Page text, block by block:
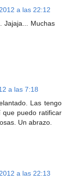
a las 22:12
Jajaja... Muchas
a las 7:18
Las tengo
puedo ratificar
Un abrazo.
a las 22:13